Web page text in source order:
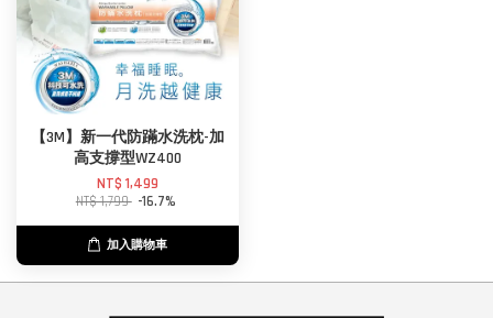
【3M】新一代防蹣水洗枕-加
高支撐型WZ400
NT$ 1,499
NT$ 1,799 -16.7%
加入購物車